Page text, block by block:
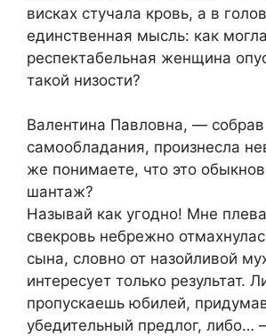
висках стучала кровь, а в
единственная мысль: как
респектабельная женщина
такой низости?
Валентина Павловна, — собрав
самообладания, произнесла
же понимаете, что это
шантаж?
Называй как угодно! Мне
свекровь небрежно
сына, словно от назойливой
интересует только результат.
пропускаешь юбилей,
убедительный предлог, либо…